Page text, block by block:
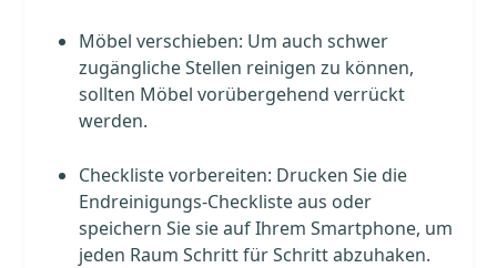
Möbel verschieben: Um auch schwer
zugängliche Stellen reinigen zu können,
sollten Möbel vorübergehend verrückt
werden.
Checkliste vorbereiten: Drucken Sie die
Endreinigungs-Checkliste aus oder
speichern Sie sie auf Ihrem Smartphone, um
jeden Raum Schritt für Schritt abzuhaken.